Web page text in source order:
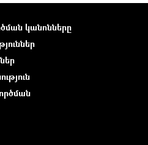
կանոնները